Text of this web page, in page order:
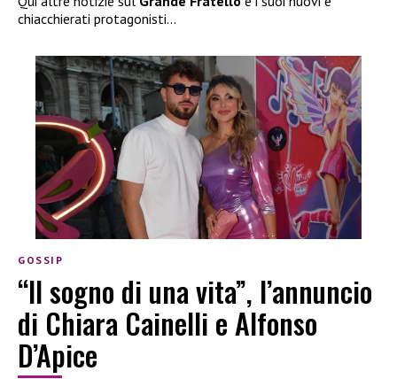
chiacchierati protagonisti…
GOSSIP
“Il sogno di una vita”, l’annuncio
di Chiara Cainelli e Alfonso
D’Apice